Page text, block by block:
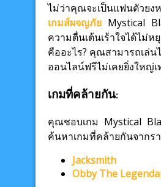
ไม่ว่าคุณจะเป็นแฟนตัวยงห
เกมส์ผจญภัย Mystical
ความตื่นเต้นเร้าใจได้ไม่
คืออะไร? คุณสามารถเล่น
ออนไลน์ฟรีไม่เคยยิ่งใหญ่
เกมที่คล้ายกัน:
คุณชอบเกม Mystical
ค้นหาเกมที่คล้ายกันจากร
Jacksmith
Obby The